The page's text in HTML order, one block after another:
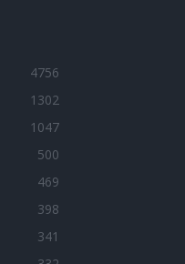
4756
1302
1047
500
469
398
341